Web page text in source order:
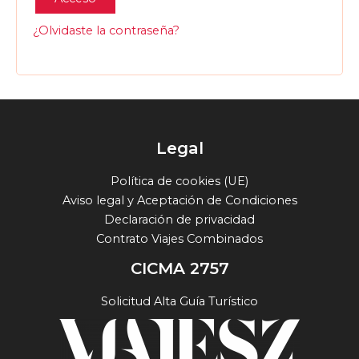
¿Olvidaste la contraseña?
Legal
Política de cookies (UE)
Aviso legal y Aceptación de Condiciones
Declaración de privacidad
Contrato Viajes Combinados
CICMA 2757
Solicitud Alta Guía Turístico